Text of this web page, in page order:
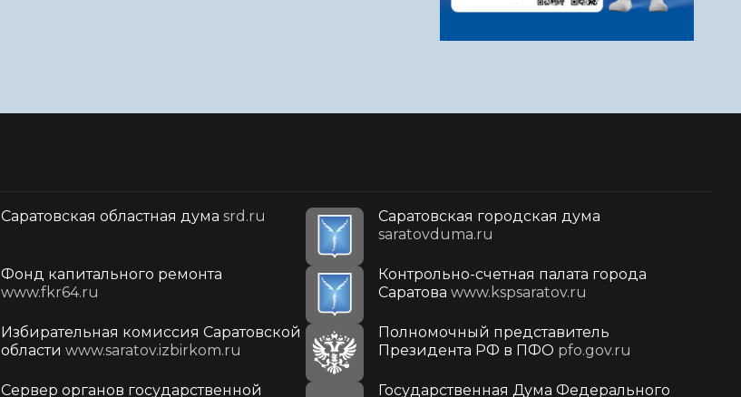
Саратовская областная дума srd.ru
Саратовская городская дума
saratovduma.ru
Фонд капитального ремонта
www.fkr64.ru
Контрольно-счетная палата города
Саратова www.kspsaratov.ru
Избирательная комиссия Саратовской
области www.saratov.izbirkom.ru
Полномочный представитель
Президента РФ в ПФО pfo.gov.ru
Сервер органов государственной Государственная Дума Федерального